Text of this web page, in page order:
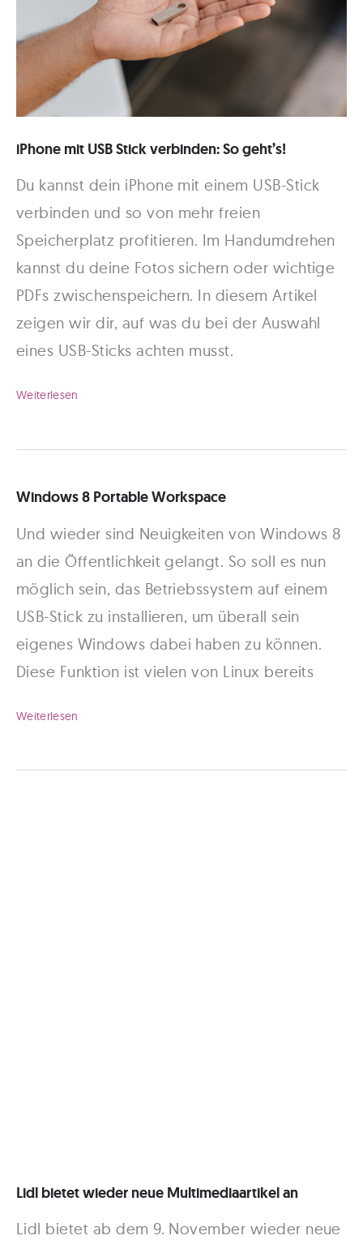
iPhone mit USB Stick verbinden: So geht’s!
Du kannst dein iPhone mit einem USB-Stick
verbinden und so von mehr freien
Speicherplatz profitieren. Im Handumdrehen
kannst du deine Fotos sichern oder wichtige
PDFs zwischenspeichern. In diesem Artikel
zeigen wir dir, auf was du bei der Auswahl
eines USB-Sticks achten musst.
iPhone
USB
verbinden:
So
geht’s!
Weiterlesen
Windows 8 Portable Workspace
Und wieder sind Neuigkeiten von Windows 8
an die Öffentlichkeit gelangt. So soll es nun
möglich sein, das Betriebssystem auf einem
USB-Stick zu installieren, um überall sein
eigenes Windows dabei haben zu können.
Diese Funktion ist vielen von Linux bereits
Windows
Portable
Weiterlesen
Lidl bietet wieder neue Multimediaartikel an
Lidl bietet ab dem 9. November wieder neue